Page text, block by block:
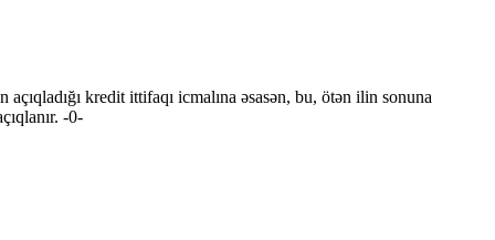
kredit ittifaqı icmalına əsasən, bu, ötən ilin sonuna
-0-